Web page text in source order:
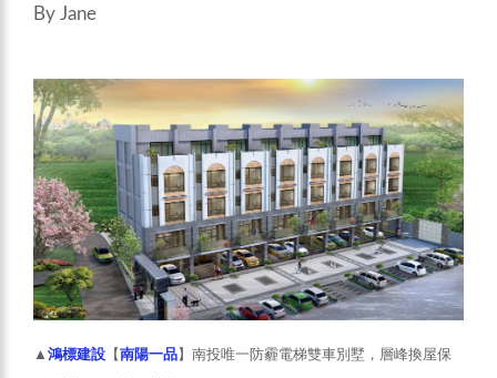
By Jane
▲ 鴻標建設 【南陽一品】南投唯一防霾電梯雙車別墅，層峰換屋保